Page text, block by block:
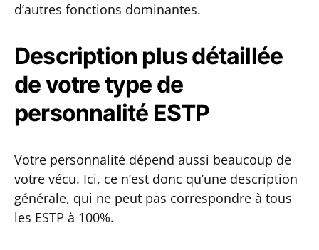
d’autres fonctions dominantes.
Description plus détaillée
de votre type de
personnalité ESTP
Votre personnalité dépend aussi beaucoup de
votre vécu. Ici, ce n’est donc qu’une description
générale, qui ne peut pas correspondre à tous
les ESTP à 100%.